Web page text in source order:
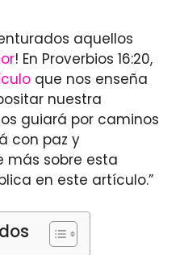
aquellos
! En Proverbios 16:20,
que nos enseña
nuestra
guiará por caminos
con paz y
más sobre esta
en este artículo.”